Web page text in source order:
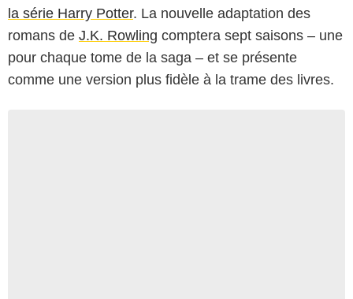
la série Harry Potter. La nouvelle adaptation des
romans de J.K. Rowling comptera sept saisons – une
pour chaque tome de la saga – et se présente
comme une version plus fidèle à la trame des livres.